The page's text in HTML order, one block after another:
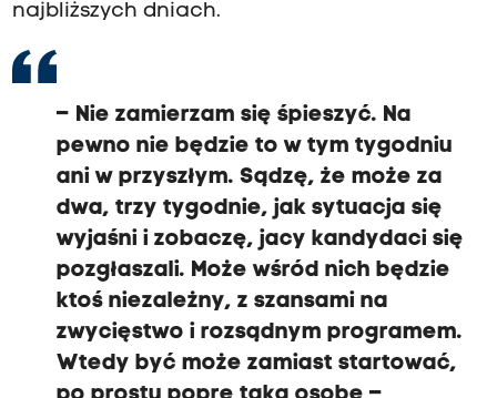
najbliższych dniach.
– Nie zamierzam się śpieszyć. Na
pewno nie będzie to w tym tygodniu
ani w przyszłym. Sądzę, że może za
dwa, trzy tygodnie, jak sytuacja się
wyjaśni i zobaczę, jacy kandydaci się
pozgłaszali. Może wśród nich będzie
ktoś niezależny, z szansami na
zwycięstwo i rozsądnym programem.
Wtedy być może zamiast startować,